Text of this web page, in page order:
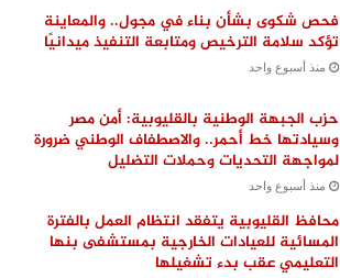
فحص شكوى بشأن بناء في مجول.. والمعاينة
تؤكد سلامة الترخيص ومتابعة التنفيذ ميدانيًا
منذ أسبوع واحد
حزب الجبهة الوطنية بالقليوبية: أمن مصر
وسيادتها خط أحمر.. والاصطفاف الوطني ضرورة
لمواجهة التحديات وحملات التضليل
منذ أسبوع واحد
محافظ القليوبية يتفقد انتظام العمل بالفترة
المسائية للعيادات الخارجية بمستشفى بنها
التعليمي عقب بدء تشغيلها